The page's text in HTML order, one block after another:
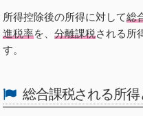
所得控除後の所得に対して総
進税率を、分離課税される所
す。
総合課税される所